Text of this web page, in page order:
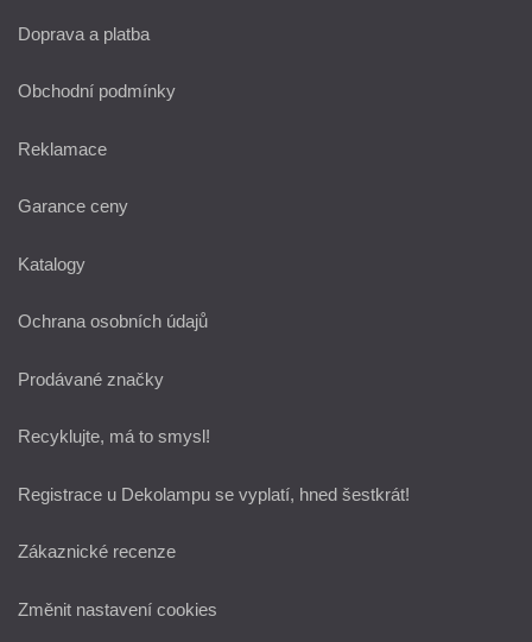
Doprava a platba
Obchodní podmínky
Reklamace
Garance ceny
Katalogy
Ochrana osobních údajů
Prodávané značky
Recyklujte, má to smysl!
Registrace u Dekolampu se vyplatí, hned šestkrát!
Zákaznické recenze
Změnit nastavení cookies